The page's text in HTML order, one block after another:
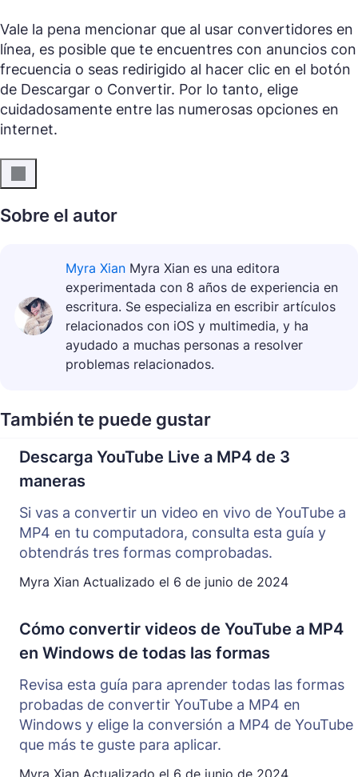
Vale la pena mencionar que al usar convertidores en
línea, es posible que te encuentres con anuncios con
frecuencia o seas redirigido al hacer clic en el botón
de Descargar o Convertir. Por lo tanto, elige
cuidadosamente entre las numerosas opciones en
internet.
Sobre el autor
Myra Xian Myra Xian es una editora
experimentada con 8 años de experiencia en
escritura. Se especializa en escribir artículos
relacionados con iOS y multimedia, y ha
ayudado a muchas personas a resolver
problemas relacionados.
También te puede gustar
Descarga YouTube Live a MP4 de 3
maneras
Si vas a convertir un video en vivo de YouTube a
MP4 en tu computadora, consulta esta guía y
obtendrás tres formas comprobadas.
Myra Xian Actualizado el 6 de junio de 2024
Cómo convertir videos de YouTube a MP4
en Windows de todas las formas
Revisa esta guía para aprender todas las formas
probadas de convertir YouTube a MP4 en
Windows y elige la conversión a MP4 de YouTube
que más te guste para aplicar.